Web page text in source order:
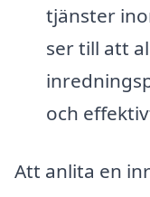
tjänster
ser till att
och
Att anlita en